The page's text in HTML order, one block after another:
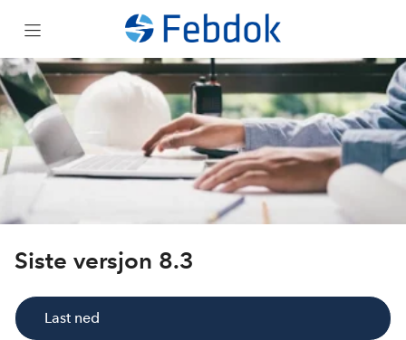
Siste versjon 8.3
Last ned
Om
Support
Febdok i sky
Kjøp